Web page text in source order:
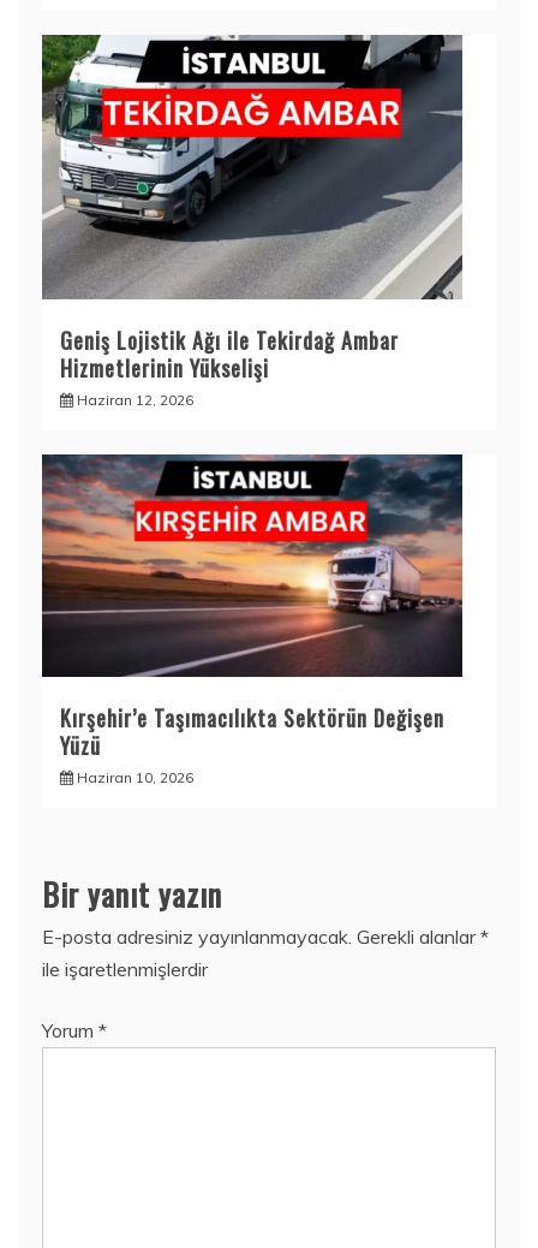
Geniş Lojistik Ağı ile Tekirdağ Ambar
Hizmetlerinin Yükselişi
Haziran 12, 2026
Kırşehir’e Taşımacılıkta Sektörün Değişen
Yüzü
Haziran 10, 2026
Bir yanıt yazın
E-posta adresiniz yayınlanmayacak. Gerekli alanlar*
ile işaretlenmişlerdir
Yorum *